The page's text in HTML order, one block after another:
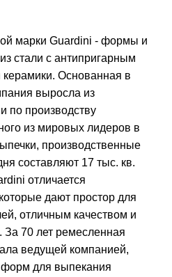
марки Guardini - формы и
стали с антипригарным
Основанная в
выросла из
по производству
из мировых лидеров в
производственные
составляют 17 тыс. кв.
отличается
дают простор для
отличным качеством и
За 70 лет ремесленная
ведущей компанией,
для выпекания